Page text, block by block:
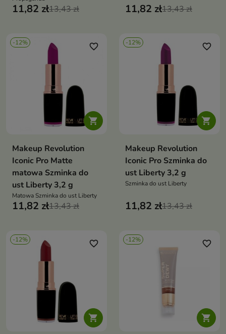
11,82 zł13,43 zł 11,82 zł13,43 zł
-12%

favorite_border
Makeup Revolution
Iconic Pro Matte
matowa Szminka do
ust Liberty 3,2 g
Matowa Szminka do ust Liberty
11,82 zł13,43 zł
-12%

favorite_border
Makeup Revolution
Iconic Pro Szminka do
ust Liberty 3,2 g
Szminka do ust Liberty
11,82 zł13,43 zł
-12%

favorite_border -12%

favorite_border